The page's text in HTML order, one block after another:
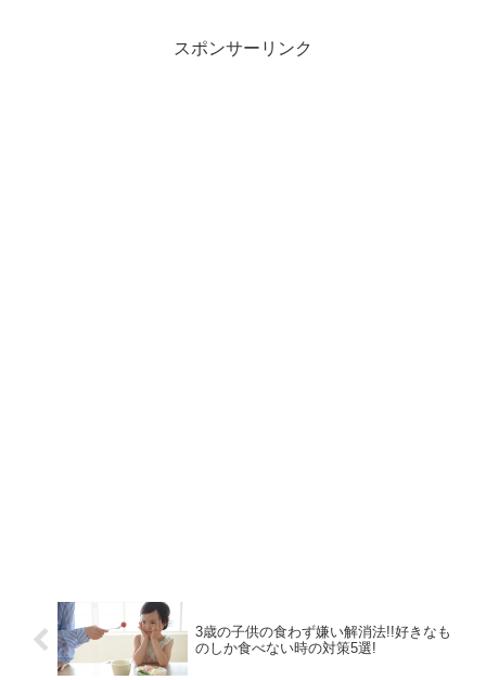
スポンサーリンク
3歳の子供の食わず嫌い解消法!!好きなも
のしか食べない時の対策5選!